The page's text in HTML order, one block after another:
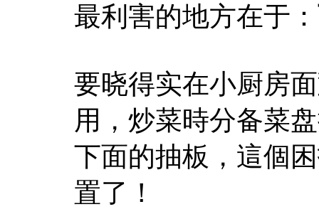
最利害的地方在于：
要晓得实在小厨房
用，炒菜時分备菜
下面的抽板，這個
置了！